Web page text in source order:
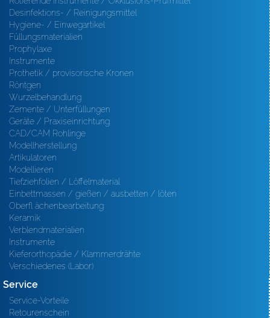
Desinfektions- / Reinigungsmittel
Hygiene- / Einwegartikel
Füllungsmaterialien
Prophylaxe
Instrumente
Prothetik / provisorische Kronen
Röntgen
Wurzelbehandlung
Zemente / Unterfüllungen
Geräte / Praxiseinrichtung
CAD/CAM Rohlinge
Modellherstellung
Artikulatoren
Modellieren
Tiefziehfolien / Löffelmaterial
Einbettmassen / gießen / ausbetten / löten
Oberfl ächenbearbeitung
Keramik
Verblendmaterialien
Instrumente
Kieferorthopädie / Klammerdrähte
Verschiedenes (Labor)
Service
Service-Vorteile
Retourenschein